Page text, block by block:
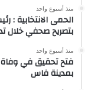
منذ أسبوع واحد
الحمى الانتخابية
بتصريح صحفي خلال
منذ أسبوع واحد
فتح تحقيق في
بمدينة فاس